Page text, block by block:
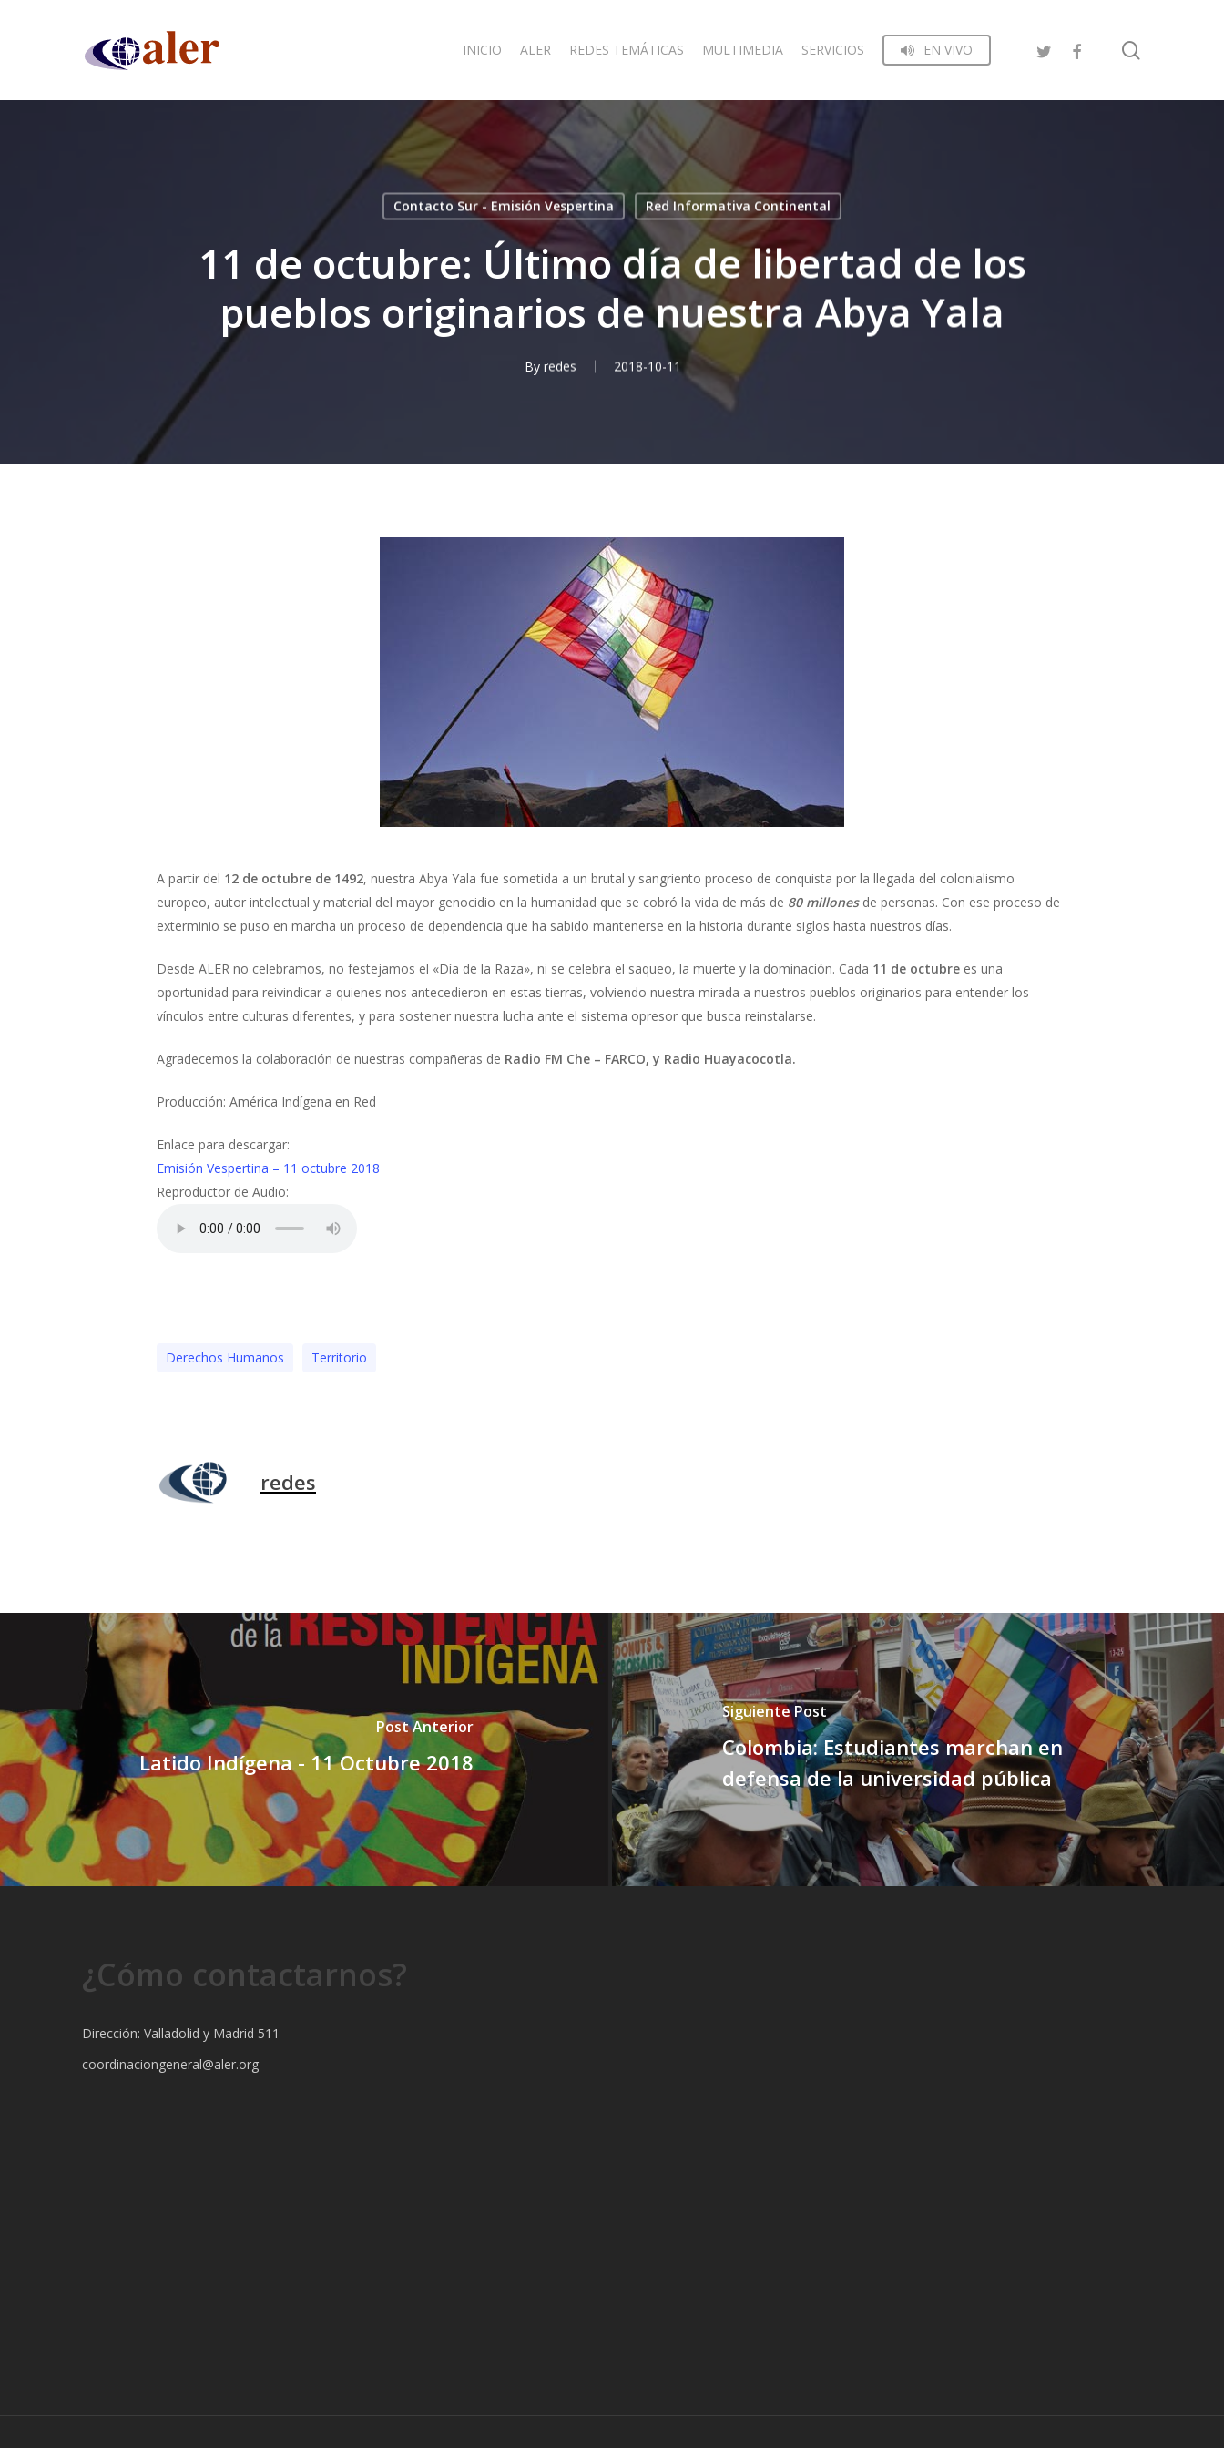
INICIO ALER REDES TEMÁTICAS MULTIMEDIA SERVICIOS EN VIVO
Contacto Sur - Emisión Vespertina Red Informativa Continental
11 de octubre: Último día de libertad de los
pueblos originarios de nuestra Abya Yala
By redes 2018-10-11
A partir del 12 de octubre de 1492, nuestra Abya Yala fue sometida a un brutal y sangriento proceso de conquista por la llegada del colonialismo
europeo, autor intelectual y material del mayor genocidio en la humanidad que se cobró la vida de más de 80 millonesde personas. Con ese proceso de
exterminio se puso en marcha un proceso de dependencia que ha sabido mantenerse en la historia durante siglos hasta nuestros días.
Desde ALER no celebramos, no festejamos el «Día de la Raza», ni se celebra el saqueo, la muerte y la dominación. Cada 11 de octubre es una
oportunidad para reivindicar a quienes nos antecedieron en estas tierras, volviendo nuestra mirada a nuestros pueblos originarios para entender los
vínculos entre culturas diferentes, y para sostener nuestra lucha ante el sistema opresor que busca reinstalarse.
Agradecemos la colaboración de nuestras compañeras de Radio FM Che – FARCO, y Radio Huayacocotla.
Producción: América Indígena en Red
Enlace para descargar:
Emisión Vespertina – 11 octubre 2018
Reproductor de Audio:
Derechos Humanos Territorio
redes
Post Anterior
Latido Indígena - 11 Octubre 2018
Siguiente Post
Colombia: Estudiantes marchan en
defensa de la universidad pública
¿Cómo contactarnos?
Dirección: Valladolid y Madrid 511
coordinaciongeneral@aler.org